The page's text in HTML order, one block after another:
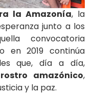
la Amazonía, la
junto a los
convocatoria
en 2019 continúa
que, día a día,
amazónico,
y la paz.